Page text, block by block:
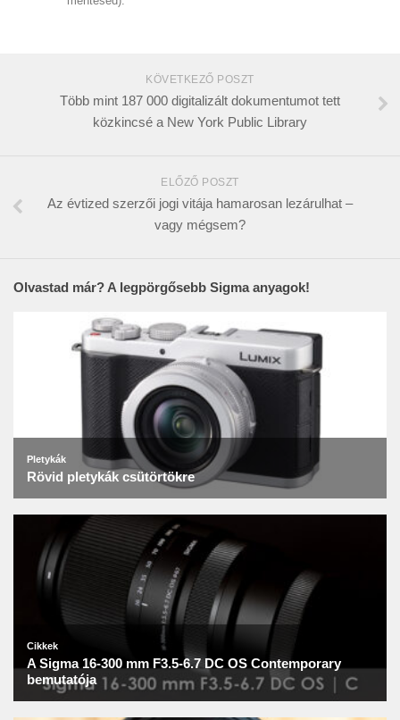
KÖVETKEZŐ POSZT
Több mint 187 000 digitalizált dokumentumot tett
közkincsé a New York Public Library
ELŐZŐ POSZT
Az évtized szerzői jogi vitája hamarosan lezárulhat –
vagy mégsem?
Olvastad már? A legpörgősebb Sigma anyagok!